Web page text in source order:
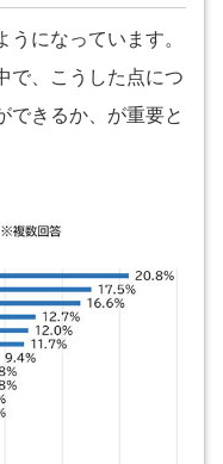
になっています。
で、こうした点につ
できるか、が重要と